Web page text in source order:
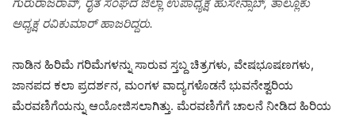
ಅಧ್ಯಕ್ಷ ರವಿಕುಮಾರ್ ಹಾಜರಿದ್ದರು.
ನಾಡಿನ ಹಿರಿಮೆ ಗರಿಮೆಗಳನ್ನು ಸಾರುವ ಸ್ತಬ್ದ ಚಿತ್ರಗಳು, ವೇಷಭೂಷಣಗಳು,
ಜಾನಪದ ಕಲಾ ಪ್ರದರ್ಶನ, ಮಂಗಳ ವಾದ್ಯಗಳೊಡನೆ ಭುವನೇಶ್ವರಿಯ
ಮೆರವಣಿಗೆಯನ್ನು ಆಯೋಜಿಸಲಾಗಿತ್ತು. ಮೆರವಣಿಗೆಗೆ ಚಾಲನೆ ನೀಡಿದ ಹಿರಿಯ